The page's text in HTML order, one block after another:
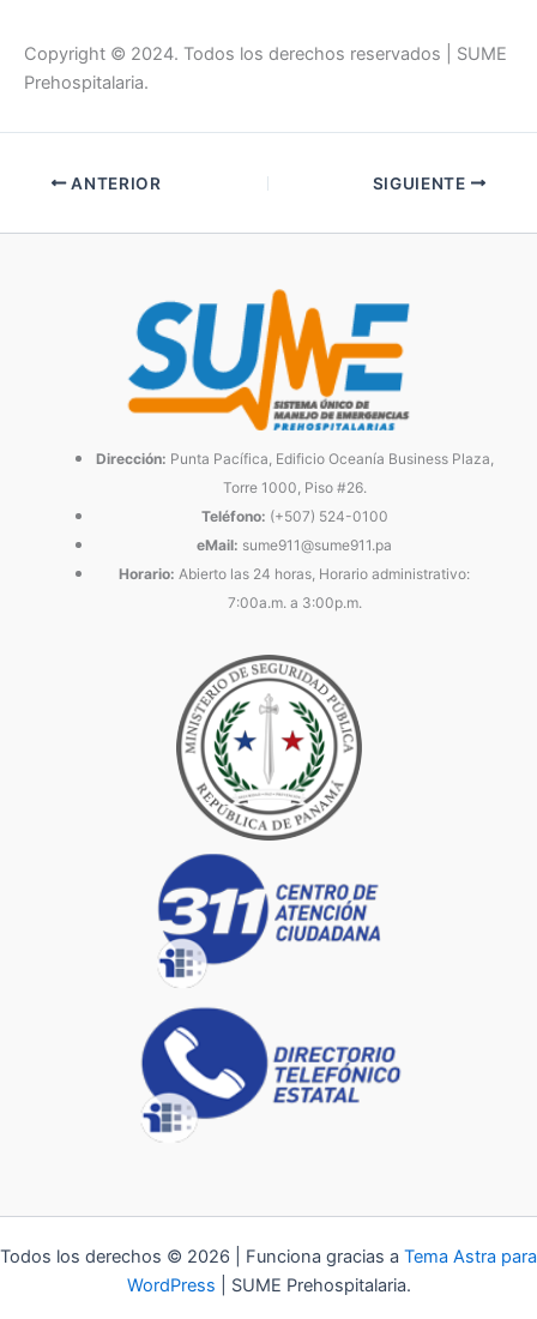
Copyright © 2024. Todos los derechos reservados | SUME
Prehospitalaria.
ANTERIOR SIGUIENTE
Dirección: Punta Pacífica, Edificio Oceanía Business Plaza,
Torre 1000, Piso #26.
Teléfono: (+507) 524-0100
eMail: sume911@sume911.pa
Horario: Abierto las 24 horas, Horario administrativo:
7:00a.m. a 3:00p.m.
Todos los derechos © 2026 | Funciona gracias a Tema Astra para
WordPress | SUME Prehospitalaria.